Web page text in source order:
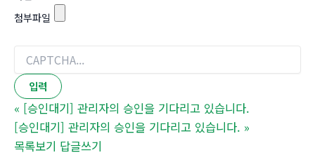
첨부파일
« [승인대기] 관리자의 승인을 기다리고 있습니다.
[승인대기] 관리자의 승인을 기다리고 있습니다. »
목록보기 답글쓰기